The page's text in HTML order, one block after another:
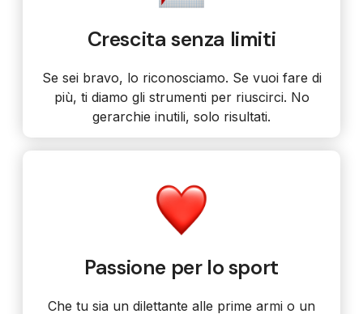
Crescita senza limiti
Se sei bravo, lo riconosciamo. Se vuoi fare di
più, ti diamo gli strumenti per riuscirci. No
gerarchie inutili, solo risultati.
Passione per lo sport
Che tu sia un dilettante alle prime armi o un